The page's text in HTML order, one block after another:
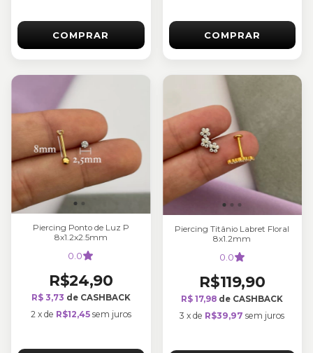
COMPRAR COMPRAR
Piercing Ponto de Luz P
8x1.2x2.5mm
0.0
R$24,90
R$ 3,73 de CASHBACK
2 x de R$12,45 sem juros
Piercing Titânio Labret Floral
8x1.2mm
0.0
R$119,90
R$ 17,98 de CASHBACK
3 xde R$39,97 sem juros